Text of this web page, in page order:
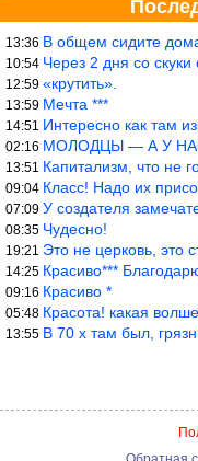
13:36 В общем сидите дома и
10:54 Через 2 дня со
12:59 «крутить».
13:59 Мечта ***
14:51 Интересно как там
02:16 МОЛОДЦЫ — А У
13:51 Капитализм, что не
09:04 Класс! Надо их
07:09 У создателя
08:35 Чудесно!
19:21 Это не церковь, это
14:25 Красиво***
09:16 Красиво *
05:48 Красота! какая
13:55 В 70 х там был,